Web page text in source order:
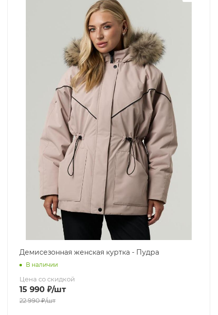
Демисезонная женская куртка - Пудра
В наличии
Цена со скидкой
15 990 ₽/шт
22 990₽/шт